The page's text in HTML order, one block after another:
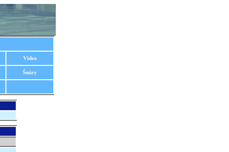
Video
Šnúry